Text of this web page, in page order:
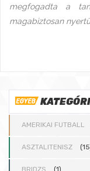
megfogadta a
magabiztosan
AMERIKAI FUTBALL
ASZTALITENISZ
BRIDZS (1)